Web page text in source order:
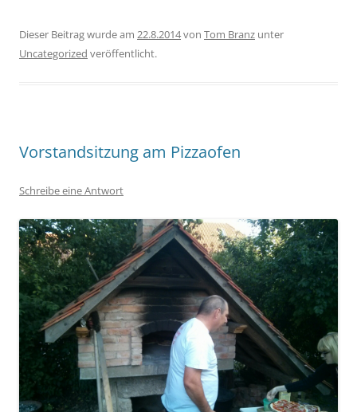
Dieser Beitrag wurde am 22.8.2014von Tom Branz unter
Uncategorized veröffentlicht.
Vorstandsitzung am Pizzaofen
Schreibe eine Antwort